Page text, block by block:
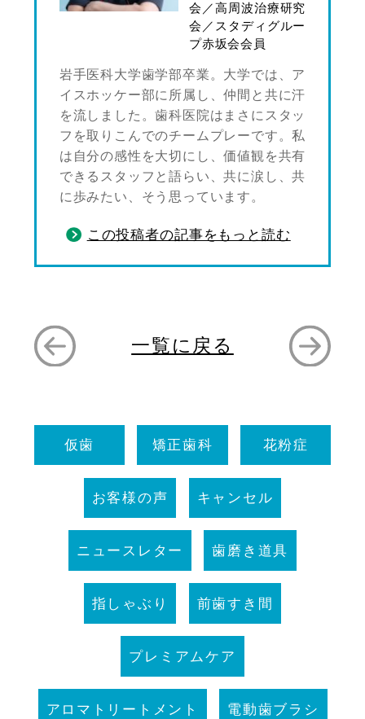
会／高周波治療研究
会／スタディグルー
プ赤坂会会員
岩手医科大学歯学部卒業。大学では、ア
イスホッケー部に所属し、仲間と共に汗
を流しました。歯科医院はまさにスタッ
フを取りこんでのチームプレーです。私
は自分の感性を大切にし、価値観を共有
できるスタッフと語らい、共に涙し、共
に歩みたい、そう思っています。
この投稿者の記事をもっと読む
一覧に戻る
仮歯 矯正歯科 花粉症
お客様の声 キャンセル
ニュースレター 歯磨き道具
指しゃぶり 前歯すき間
プレミアムケア
アロマトリートメント 電動歯ブラシ